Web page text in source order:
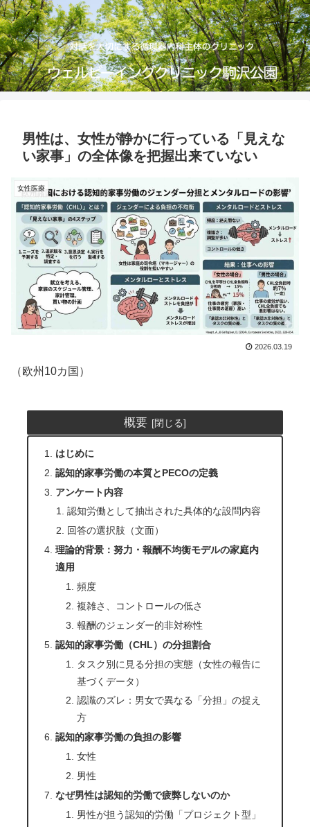
男性は、女性が静かに行っている「見えな
い家事」の全体像を把握出来ていない
女性医療
2026.03.19
（欧州10カ国）
概要
はじめに
認知的家事労働の本質とPECOの定義
アンケート内容
認知労働として抽出された具体的な設問内容
回答の選択肢（文面）
理論的背景：努力・報酬不均衡モデルの家庭内
適用
頻度
複雑さ、コントロールの低さ
報酬のジェンダー的非対称性
認知的家事労働（CHL）の分担割合
タスク別に見る分担の実態（女性の報告に
基づくデータ）
認識のズレ：男女で異なる「分担」の捉え
方
認知的家事労働の負担の影響
女性
男性
なぜ男性は認知的労働で疲弊しないのか
男性が担う認知的労働「プロジェクト型」